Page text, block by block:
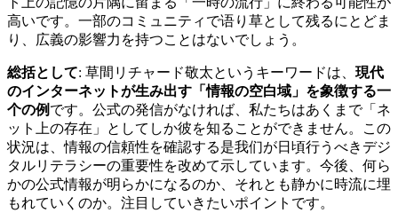
高いです。一部のコミュニティで语り草として残るにとどま
り、広義の影響力を持つことはないでしょう。
総括として: 草間リチャード敬太というキーワードは、 現代
のインターネットが生み出す「情報の空白域」を象徴する一
个の例 です。公式の発信がなければ、私たちはあくまで「ネ
ット上の存在」としてしか彼を知ることができません。この
状況は、情報の信頼性を確認する是我们が日頃行うべきデジ
タルリテラシーの重要性を改めて示しています。今後、何ら
かの公式情報が明らかになるのか、それとも静かに時流に埋
もれていくのか。注目していきたいポイントです。